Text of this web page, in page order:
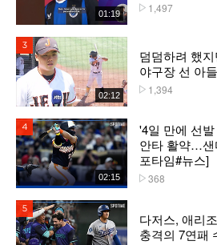
01:19 1,497
02:12
덤덤하려 했
야구장 선 아
1,394
02:15
'4일 만에 선
안타 활약…샌
포타임#뉴스]
368
다저스, 애리
충격의 7연패